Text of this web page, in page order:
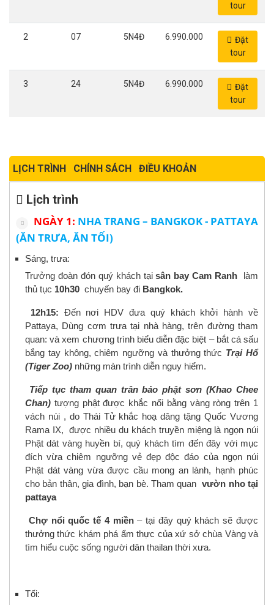
tour
2 07 5N4Đ 6.990.000
Đặt
tour
3 24 5N4Đ 6.990.000
Đặt
tour
LỊCH TRÌNH CHÍNH SÁCH ĐIỀU KHOẢN
Lịch trình
NGÀY 1: NHA TRANG – BANGKOK - PATTAYA
(ĂN TRƯA, ĂN TỐI)
Sáng, trưa:
Trưởng đoàn đón quý khách tạisân bay Cam Ranh
làm
thủ tục 10h30 chuyến bay đi Bangkok.
12h15: Đến nơi HDV đưa quý khách khởi hành về
Pattaya, Dùng cơm trưa tại nhà hàng, trên đường tham
quan: và xem chương trình biểu diễn đặc biệt – bắt cá sấu
bắng tay không, chiêm ngưỡng và thưởng thức Trại Hổ
(Tiger Zoo) những màn trình diễn nguy hiểm.
Tiếp tục tham quan trân bảo phật sơn (Khao Chee
Chan) tượng phật được khắc nổi bằng vàng ròng trên 1
vách núi , do Thái Tử khắc hoạ dâng tặng Quốc Vương
Rama IX, được nhiều du khách truyền miệng là ngọn núi
Phật dát vàng huyền bí, quý khách tìm đến đây với mục
đích vừa chiêm ngưỡng vẻ đẹp độc đáo của ngọn núi
Phật dát vàng vừa được cầu mong an lành, hạnh phúc
cho bản thân, gia đình, bạn bè. Tham quan vườn nho tại
pattaya
Chợ nổi quốc tế 4 miền– tại đây quý khách sẽ được
thưởng thức khám phá ẩm thực của xứ sở chùa Vàng và
tìm hiểu cuộc sống người dân thailan thời xưa.
Tối: